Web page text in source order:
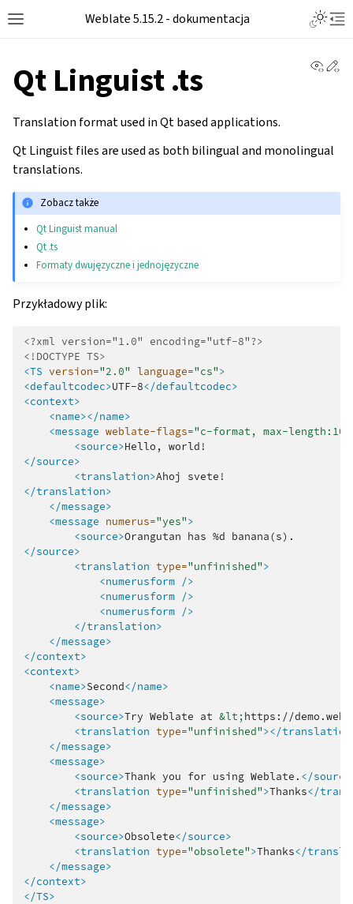
Weblate 5.15.2 - dokumentacja
Qt Linguist .ts
Translation format used in Qt based applications.
Qt Linguist files are used as both bilingual and monolingual
translations.
Zobacz także
Qt Linguist manual
Qt .ts
Formaty dwujęzyczne i jednojęzyczne
Przykładowy plik:
<?xml version="1.0" encoding="utf-8"?>
<!DOCTYPE TS>
<TS version="2.0" language="cs">
<defaultcodec>UTF-8</defaultcodec>
<context>
<name></name>
<message weblate-flags="c-format, max-
<source>Hello,
</source>
<translation>Ahoj
</translation>
</message>
<message numerus="yes">
<source>Orangutan has %d
</source>
<translation type="unfinished">
<numerusform />
<numerusform />
<numerusform />
</translation>
</message>
</context>
<context>
<name>Second</name>
<message>
<source>Try Weblate at &lt;https://
<translation type="unfinished"></
</message>
<message>
<source>Thank you for using Weblate. </
<translation type="unfinished">Thanks</
</message>
<message>
<source>Obsolete</source>
<translation type="obsolete">Thanks</
</message>
</context>
</TS>